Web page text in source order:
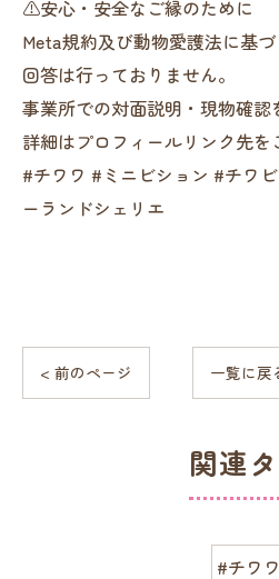
⚠️安心・安全なご縁のために
Meta規約及び動物愛護法に基
回答は行っておりません。
事業所での対面説明・現物確認
詳細はプロフィールリンク先を
#チワワ #ミニビション #チワ
ーランドシェリエ
< 前のページ 一覧に戻
関連
#チワワ